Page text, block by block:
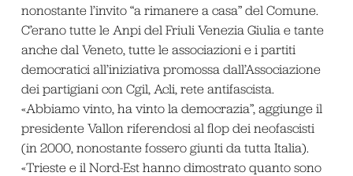
nonostante l’invito “a rimanere a casa” del Comune.
C’erano tutte le Anpi del Friuli Venezia Giulia e tante
anche dal Veneto, tutte le associazioni e i partiti
democratici all’iniziativa promossa dall’Associazione
dei partigiani con Cgil, Acli, rete antifascista.
«Abbiamo vinto, ha vinto la democrazia”, aggiunge il
presidente Vallon riferendosi al flop dei neofascisti
(in 2000, nonostante fossero giunti da tutta Italia).
«Trieste e il Nord-Est hanno dimostrato quanto sono